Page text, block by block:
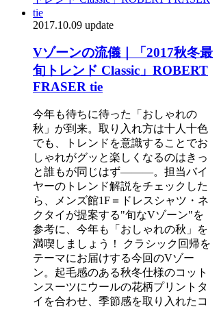
2017.10.09 update
Vゾーンの流儀｜「2017秋冬最
旬トレンド Classic」ROBERT
FRASER tie
今年も待ちに待った「おしゃれの
秋」が到来。取り入れ方は十人十色
でも、トレンドを意識することでお
しゃれがグッと楽しくなるのはきっ
と誰もが同じはず―――。担当バイ
ヤーのトレンド解説をチェックした
ら、メンズ館1F＝ドレスシャツ・ネ
クタイが提案する"旬なVゾーン"を
参考に、今年も「おしゃれの秋」を
満喫しましょう！ クラシック回帰を
テーマにお届けする今回のVゾー
ン。起毛感のある秋冬仕様のコット
ンスーツにウールの花柄プリントタ
イを合わせ、季節感を取り入れたコ